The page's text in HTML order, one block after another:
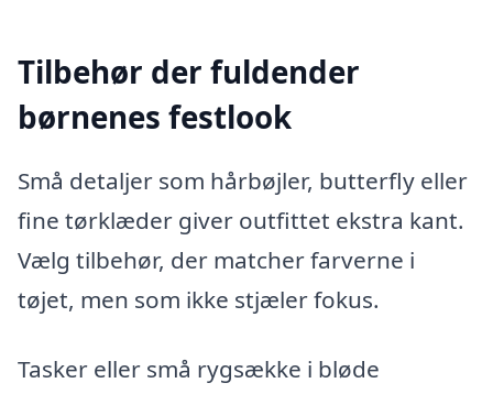
Tilbehør der fuldender
børnenes festlook
Små detaljer som hårbøjler, butterfly eller
fine tørklæder giver outfittet ekstra kant.
Vælg tilbehør, der matcher farverne i
tøjet, men som ikke stjæler fokus.
Tasker eller små rygsække i bløde